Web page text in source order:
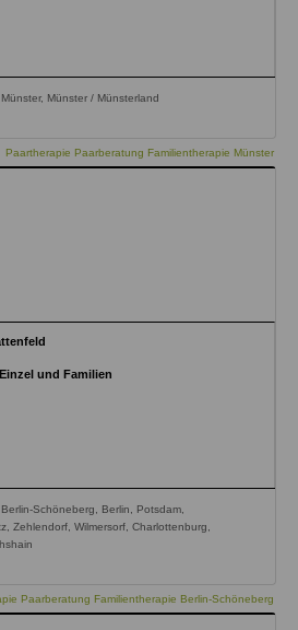
Münster / Münsterland
Paartherapie Paarberatung Familientherapie Münster
und Familien
Schöneberg, Berlin, Potsdam,
Zehlendorf, Wilmersorf, Charlottenburg,
Paarberatung Familientherapie Berlin-Schöneberg